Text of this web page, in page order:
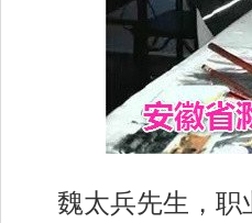
魏太兵先生，职